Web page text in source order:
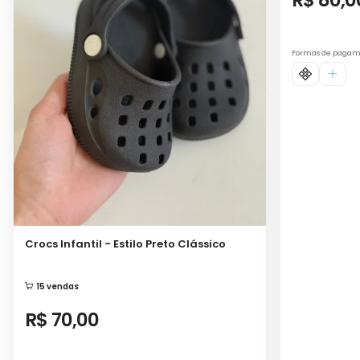
Crocs Infantil - Estilo Preto Clássico
15 vendas
R$ 70,00
Formas de